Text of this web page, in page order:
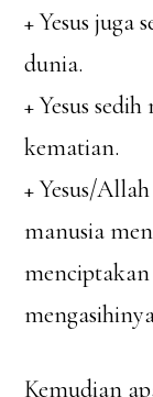
+ Yesus juga
dunia.
+ Yesus
kematian.
+ Yesus/
manusia
Kemudian